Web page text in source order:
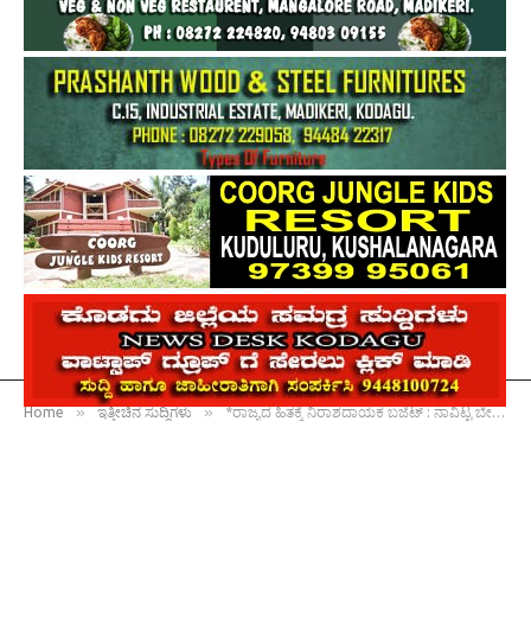
Home » ಇತ್ತೀಚಿನ ಸುದ್ದಿಗಳು » *ರಾಜ್ಯದ ಹಿತಕ್ಕೆ ನಿರಾಶದಾಯಕ ಬಜೆಟ್ : ನಾವಿಟ್ಟ ಬೇಡಿಕೆಗಳಲ್ಲಿ ಒಂದನ್ನೂ ಈಡೇರಿಸಿಲ್ಲ : ಸಿಎಂ ಸಿದ್ದರಾಮಯ್ಯ ಅಸಮಾಧಾನ*